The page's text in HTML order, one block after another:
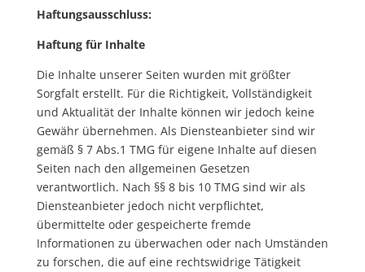
Haftungsausschluss:
Haftung für Inhalte
Die Inhalte unserer Seiten wurden mit größter
Sorgfalt erstellt. Für die Richtigkeit, Vollständigkeit
und Aktualität der Inhalte können wir jedoch keine
Gewähr übernehmen. Als Diensteanbieter sind wir
gemäß § 7 Abs.1 TMG für eigene Inhalte auf diesen
Seiten nach den allgemeinen Gesetzen
verantwortlich. Nach §§ 8 bis 10 TMG sind wir als
Diensteanbieter jedoch nicht verpflichtet,
übermittelte oder gespeicherte fremde
Informationen zu überwachen oder nach Umständen
zu forschen, die auf eine rechtswidrige Tätigkeit